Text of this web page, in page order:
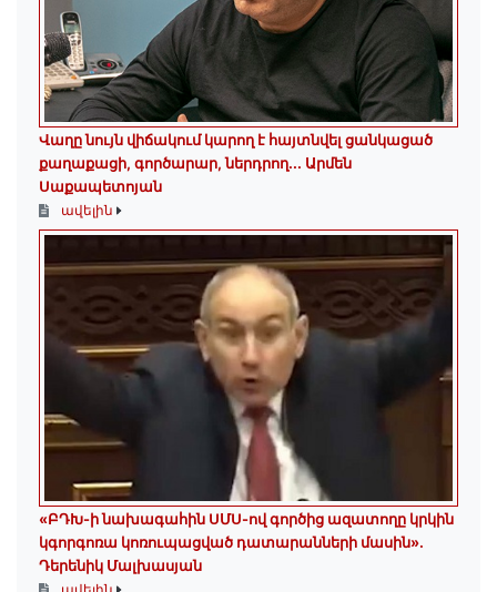
Վաղը նույն վիճակում կարող է հայտնվել ցանկացած
քաղաքացի, գործարար, ներդրող.․․ Արմեն
Սաքապետոյան
ավելին
«ԲԴԽ-ի նախագահին ՍՄՍ-ով գործից ազատողը կրկին
կգորգոռա կոռուպացված դատարանների մասին».
Դերենիկ Մալխասյան